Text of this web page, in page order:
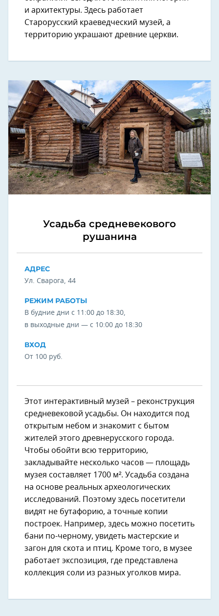
и архитектуры. Здесь работает
Старорусский краеведческий музей, а
территорию украшают древние церкви.
Усадьба средневекового
рушанина
АДРЕС
Ул. Сварога, 44
РЕЖИМ РАБОТЫ
В будние дни с 11:00 до 18:30,
в выходные дни — с 10:00 до 18:30
ВХОД
От 100 руб.
Этот интерактивный музей – реконструкция
средневековой усадьбы. Он находится под
открытым небом и знакомит с бытом
жителей этого древнерусского города.
Чтобы обойти всю территорию,
закладывайте несколько часов — площадь
музея составляет 1700 м². Усадьба создана
на основе реальных археологических
исследований. Поэтому здесь посетители
видят не бутафорию, а точные копии
построек. Например, здесь можно посетить
бани по-черному, увидеть мастерские и
загон для скота и птиц. Кроме того, в музее
работает экспозиция, где представлена
коллекция соли из разных уголков мира.